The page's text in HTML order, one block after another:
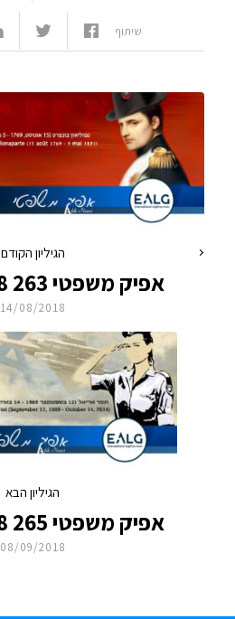
שיתוף
הגיליון הקודם
אפיק משפטי 263 15.08.2018
14/08/2018
הגיליון הבא
אפיק משפטי 265 12.09.2018
08/09/2018